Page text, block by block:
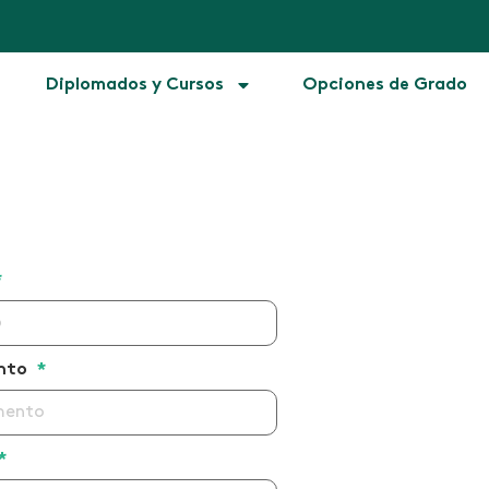
Diplomados y Cursos Opciones de Grado
*